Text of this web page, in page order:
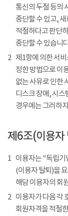
통신의 두절 등의
중단할 수 있고,
적절하다고 판단
중단할 수 있습니
2 제1항에 의한 서
정한 방법으로 이
없는 사유로 인한
디스크 장애, 시스
경우에는 그러하
제6조(이용자
1 이용자는 "독립기
(이용자 탈퇴)을
해당 이용자의 회
2 이용자가 다음 각
회원자격을 적절